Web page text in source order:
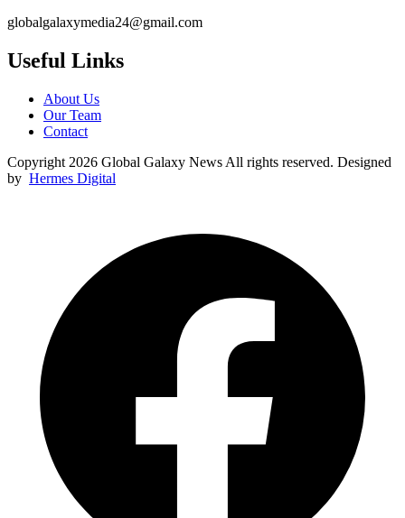
globalgalaxymedia24@gmail.com
Useful Links
About Us
Our Team
Contact
Copyright 2026 Global Galaxy News All rights reserved. Designed
by Hermes Digital